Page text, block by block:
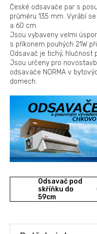
České odsavače par s
průměru 135 mm. Vyrábí
a 60 cm.
Jsou vybaveny velmi
s příkonem pouhých 21W
Odsavač je tichý, hlučnost
Jsou určeny pro
odsavače NORMA v
domech.
Odsavač pod
skříňku do
59cm